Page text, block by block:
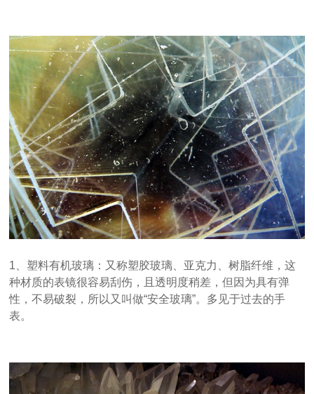
1、塑料有机玻璃：又称塑胶玻璃、亚克力、树脂纤维，这
种材质的表镜很容易刮伤，且透明度稍差，但因为具有弹
性，不易破裂，所以又叫做“安全玻璃”。多见于过去的手
表。